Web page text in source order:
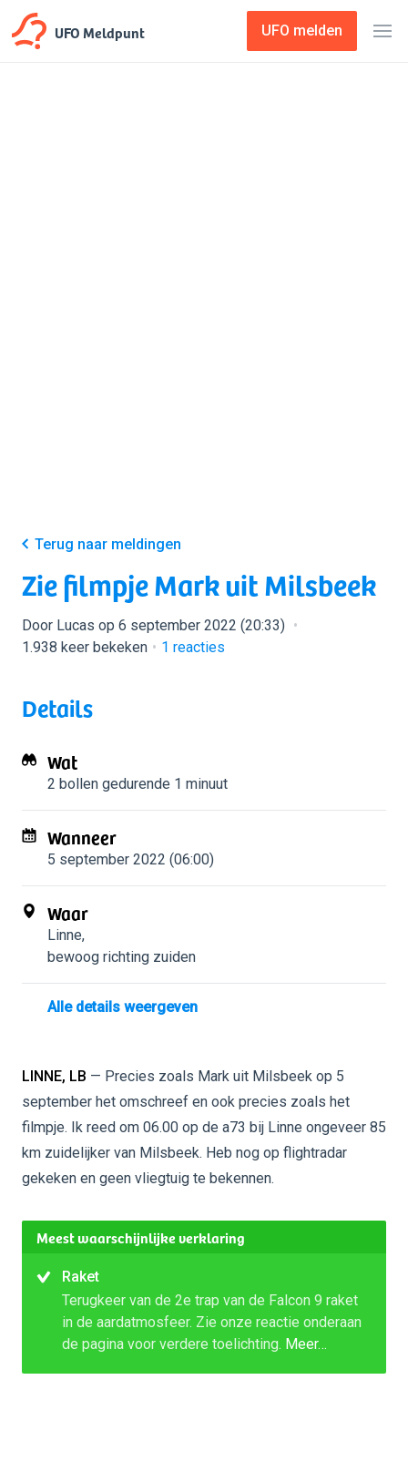
UFO Meldpunt UFO melden
Terug naar meldingen
Zie filmpje Mark uit Milsbeek
Door Lucas op 6 september 2022 (20:33)
1.938 keer bekeken
1 reacties
Details
Wat
2 bollen gedurende 1 minuut
Wanneer
5 september 2022 (06:00)
Waar
Linne,
bewoog richting zuiden
Alle details weergeven
LINNE, LB — Precies zoals Mark uit Milsbeek op 5
september het omschreef en ook precies zoals het
filmpje. Ik reed om 06.00 op de a73 bij Linne ongeveer 85
km zuidelijker van Milsbeek. Heb nog op flightradar
gekeken en geen vliegtuig te bekennen.
Meest waarschijnlijke verklaring
Raket
Terugkeer van de 2e trap van de Falcon 9 raket
in de aardatmosfeer. Zie onze reactie onderaan
de pagina voor verdere toelichting. Meer…